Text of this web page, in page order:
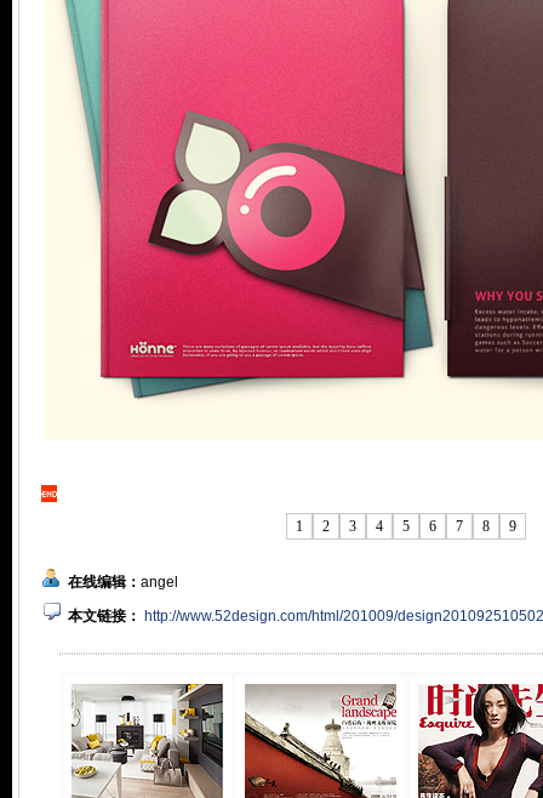
1 2 3 4 5 6 7 8 9
在线编辑： angel
本文链接：
http://www.52design.com/html/201009/